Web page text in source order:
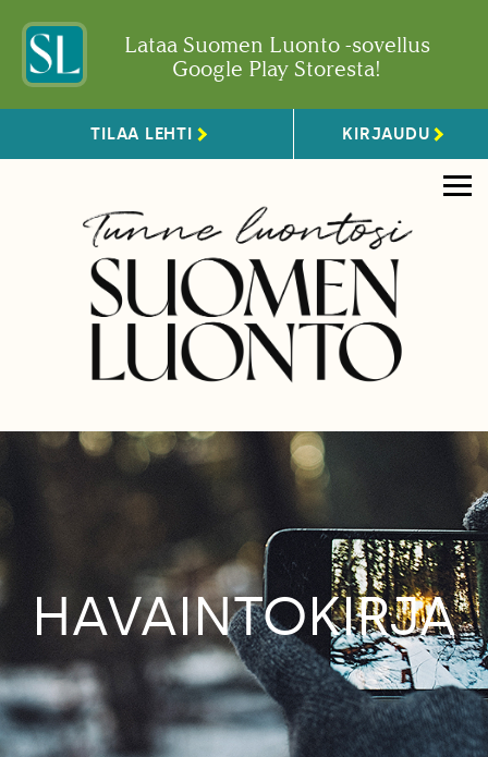
Lataa Suomen Luonto -sovellus
Google Play Storesta!
TILAA LEHTI KIRJAUDU
HAVAINTOKIRJA